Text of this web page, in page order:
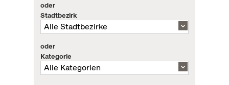
oder
Stadtbezirk
oder
Kategorie